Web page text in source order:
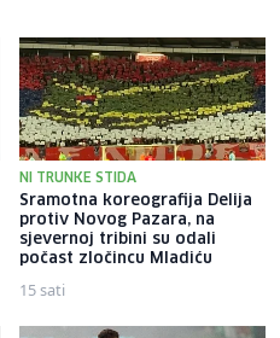
NI TRUNKE STIDA
Sramotna koreografija Delija
protiv Novog Pazara, na
sjevernoj tribini su odali
počast zločincu Mladiću
15 sati